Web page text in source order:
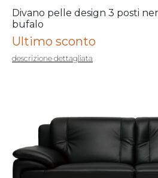
Divano pelle design 3 posti
bufalo
Ultimo sconto
descrizione dettagliata